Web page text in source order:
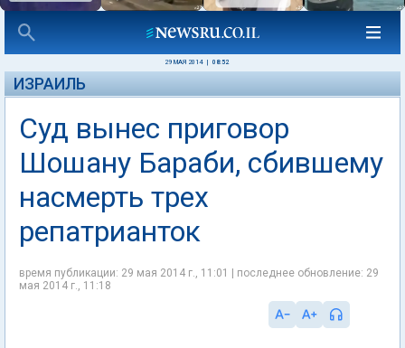
29 МАЯ 2014 08:52
ИЗРАИЛЬ
Суд вынес приговор
Шошану Бараби, сбившему
насмерть трех
репатрианток
время публикации: 29 мая 2014 г., 11:01 | последнее обновление: 29
мая 2014 г., 11:18